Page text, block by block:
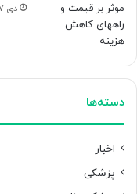
دی 7, 1404
دسته‌ها
اخبار
پزشکی